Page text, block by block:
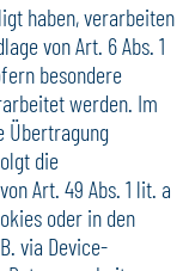
haben, verarbeiten
von Art. 6 Abs. 1
besondere
werden. Im
Übertragung
die
Art. 49 Abs. 1 lit. a
oder in den
via Device-